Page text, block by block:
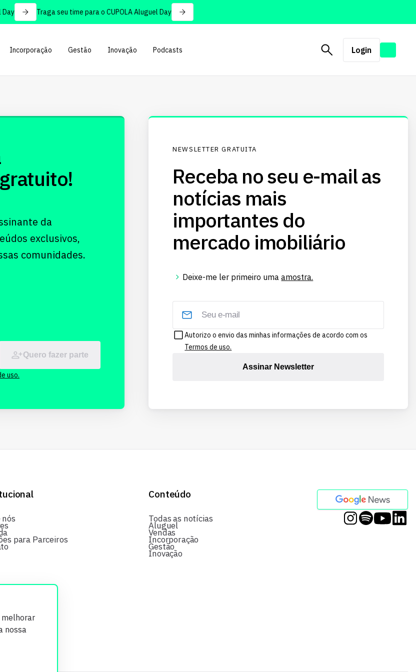
Traga seu time para o CUPOLA Aluguel Day
Incorporação Gestão Inovação Podcasts Login
melhorar
nossa
da
exclusivos,
comunidades.
Quero fazer parte
uso.
NEWSLETTER GRATUITA
Receba no seu e-mail as
notícias mais
importantes do
mercado imobiliário
Deixe-me ler primeiro umaamostra.
Autorizo o envio das minhas informações de acordo com os
Termos de uso.
Assinar Newsletter
nós
para Parceiros
Conteúdo
Todas as notícias
Aluguel
Vendas
Incorporação
Gestão
Inovação